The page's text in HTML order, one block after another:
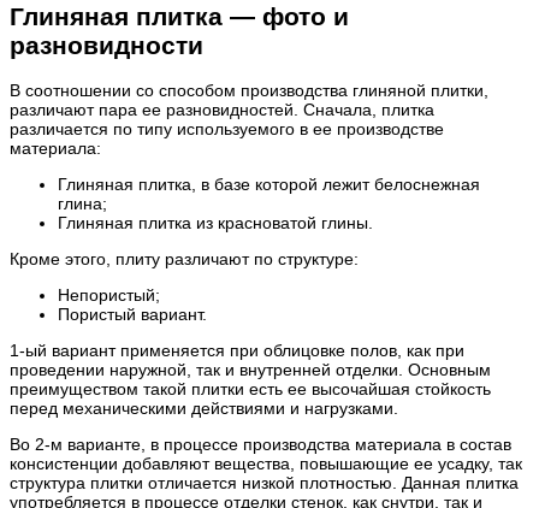
Глиняная плитка — фото и
разновидности
В соотношении со способом производства глиняной плитки,
различают пара ее разновидностей. Сначала, плитка
различается по типу используемого в ее производстве
материала:
Глиняная плитка, в базе которой лежит белоснежная
глина;
Глиняная плитка из красноватой глины.
Кроме этого, плиту различают по структуре:
Непористый;
Пористый вариант.
1-ый вариант применяется при облицовке полов, как при
проведении наружной, так и внутренней отделки. Основным
преимуществом такой плитки есть ее высочайшая стойкость
перед механическими действиями и нагрузками.
Во 2-м варианте, в процессе производства материала в состав
консистенции добавляют вещества, повышающие ее усадку, так
структура плитки отличается низкой плотностью. Данная плитка
употребляется в процессе отделки стенок, как снутри, так и